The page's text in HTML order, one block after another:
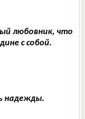
любовник, что
с собой.
надежды.